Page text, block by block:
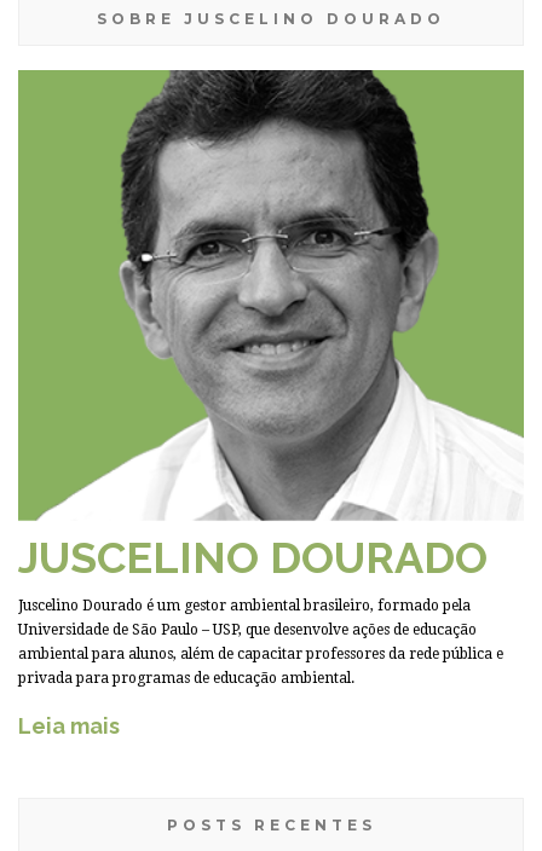
SOBRE JUSCELINO DOURADO
JUSCELINO DOURADO
Juscelino Dourado é um gestor ambiental brasileiro, formado pela
Universidade de São Paulo – USP, que desenvolve ações de educação
ambiental para alunos, além de capacitar professores da rede pública e
privada para programas de educação ambiental.
Leia mais
POSTS RECENTES